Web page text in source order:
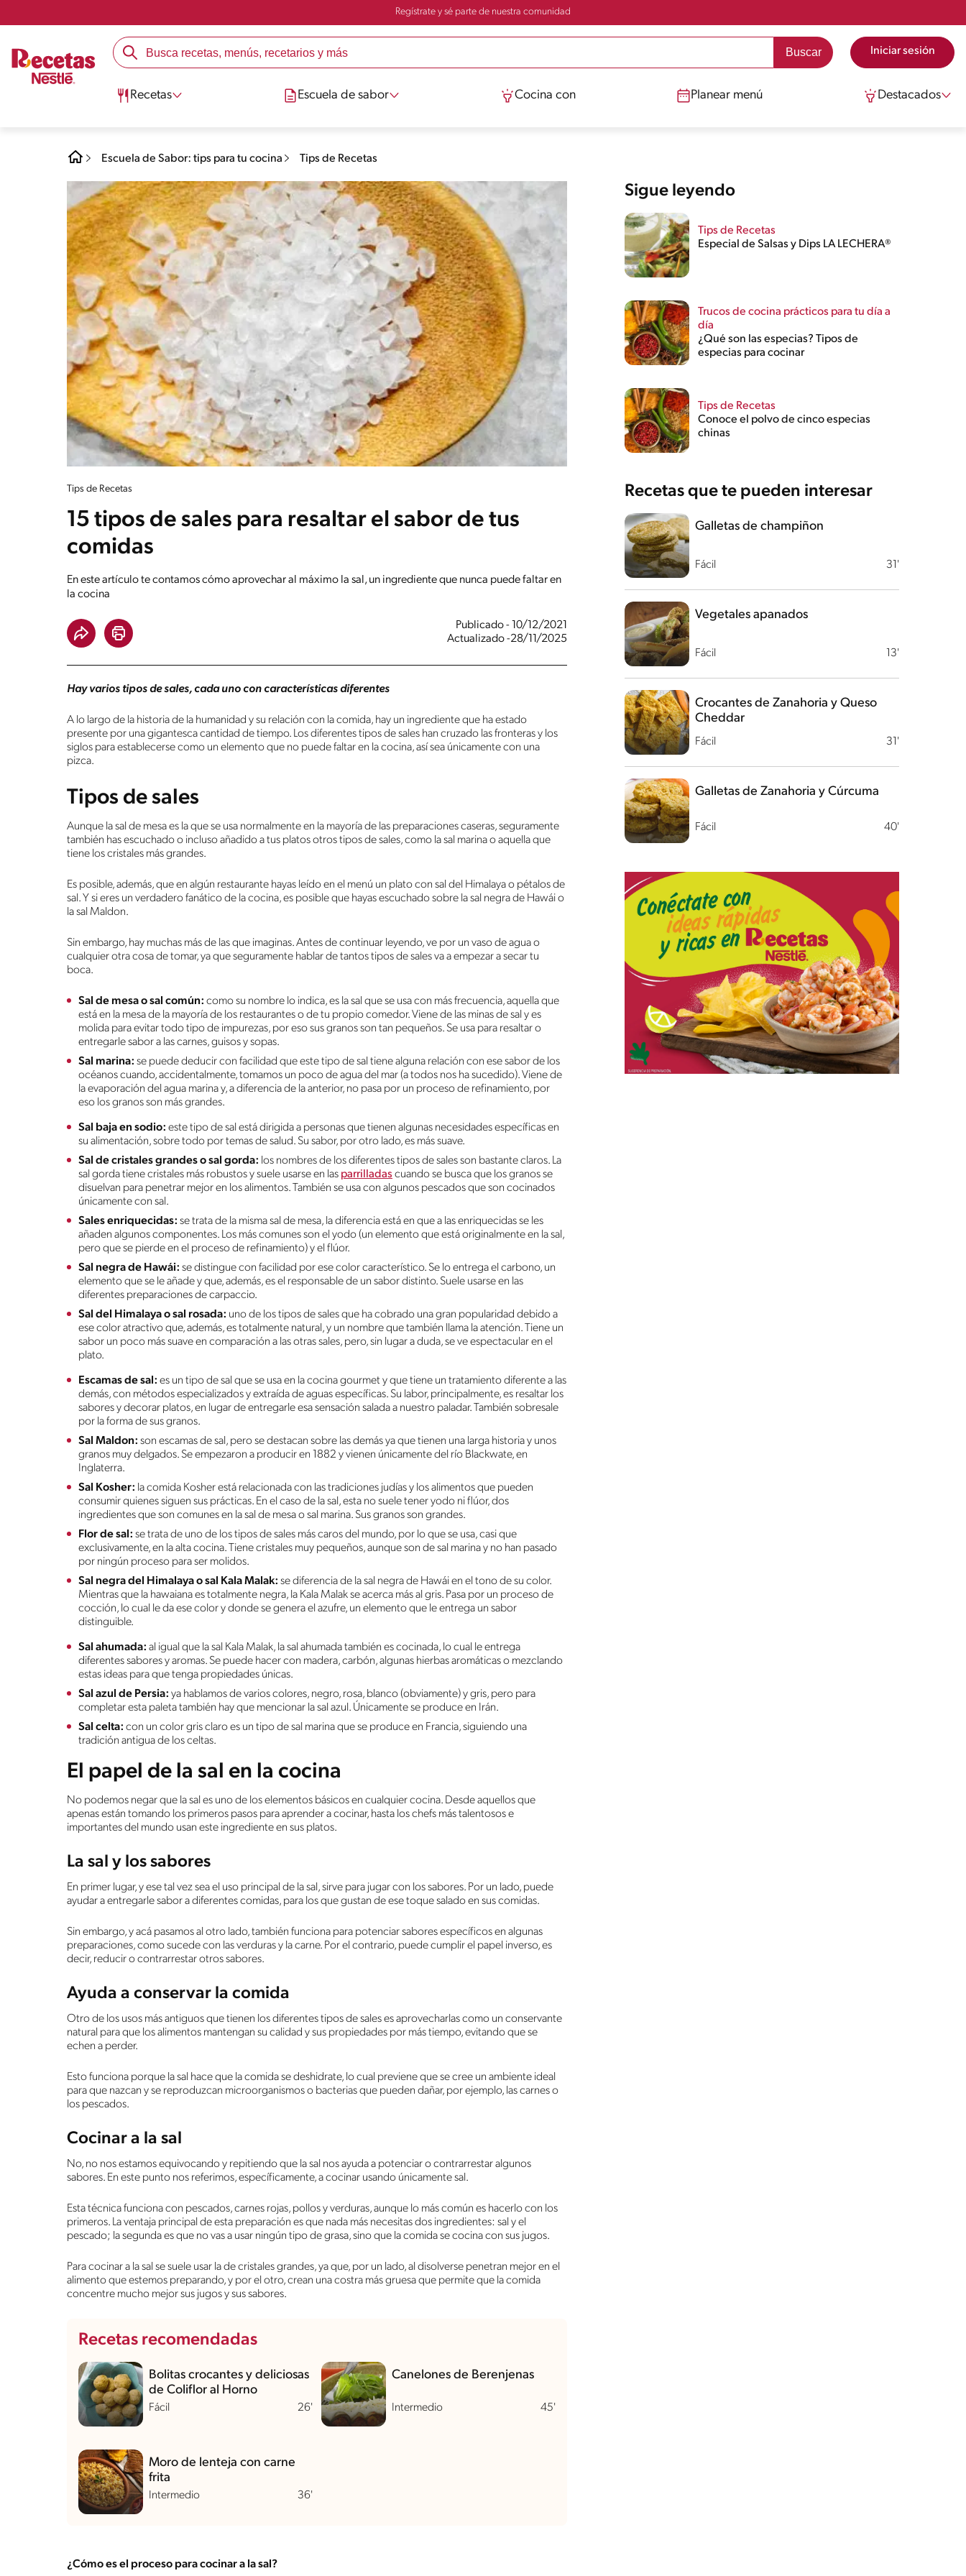
Regístrate y sé parte de nuestra comunidad
Iniciar sesión
Recetas Escuela de sabor Cocina con Planear menú Destacados
Escuela de Sabor: tips para tu cocina Tips de Recetas
Tips de Recetas
15 tipos de sales para resaltar el sabor de tus
comidas
En este artículo te contamos cómo aprovechar al máximo la sal, un ingrediente que nunca puede faltar en
la cocina
Publicado - 10/12/2021
Actualizado -28/11/2025
Hay varios tipos de sales, cada uno con características diferentes
A lo largo de la historia de la humanidad y su relación con la comida, hay un ingrediente que ha estado
presente por una gigantesca cantidad de tiempo. Los diferentes tipos de sales han cruzado las fronteras y los
siglos para establecerse como un elemento que no puede faltar en la cocina, así sea únicamente con una
pizca.
Tipos de sales
Aunque la sal de mesa es la que se usa normalmente en la mayoría de las preparaciones caseras, seguramente
también has escuchado o incluso añadido a tus platos otros tipos de sales, como la sal marina o aquella que
tiene los cristales más grandes.
Es posible, además, que en algún restaurante hayas leído en el menú un plato con sal del Himalaya o pétalos de
sal. Y si eres un verdadero fanático de la cocina, es posible que hayas escuchado sobre la sal negra de Hawái o
la sal Maldon.
Sin embargo, hay muchas más de las que imaginas. Antes de continuar leyendo, ve por un vaso de agua o
cualquier otra cosa de tomar, ya que seguramente hablar de tantos tipos de sales va a empezar a secar tu
boca.
Sal de mesa o sal común: como su nombre lo indica, es la sal que se usa con más frecuencia, aquella que
está en la mesa de la mayoría de los restaurantes o de tu propio comedor. Viene de las minas de sal y es
molida para evitar todo tipo de impurezas, por eso sus granos son tan pequeños. Se usa para resaltar o
entregarle sabor a las carnes, guisos y sopas.
Sal marina: se puede deducir con facilidad que este tipo de sal tiene alguna relación con ese sabor de los
océanos cuando, accidentalmente, tomamos un poco de agua del mar (a todos nos ha sucedido). Viene de
la evaporación del agua marina y, a diferencia de la anterior, no pasa por un proceso de refinamiento, por
eso los granos son más grandes.
Sal baja en sodio: este tipo de sal está dirigida a personas que tienen algunas necesidades específicas en
su alimentación, sobre todo por temas de salud. Su sabor, por otro lado, es más suave.
Sal de cristales grandes o sal gorda: los nombres de los diferentes tipos de sales son bastante claros. La
sal gorda tiene cristales más robustos y suele usarse en las parrilladas cuando se busca que los granos se
disuelvan para penetrar mejor en los alimentos. También se usa con algunos pescados que son cocinados
únicamente con sal.
Sales enriquecidas: se trata de la misma sal de mesa, la diferencia está en que a las enriquecidas se les
añaden algunos componentes. Los más comunes son el yodo (un elemento que está originalmente en la sal,
pero que se pierde en el proceso de refinamiento) y el flúor.
Sal negra de Hawái: se distingue con facilidad por ese color característico. Se lo entrega el carbono, un
elemento que se le añade y que, además, es el responsable de un sabor distinto. Suele usarse en las
diferentes preparaciones de carpaccio.
Sal del Himalaya o sal rosada: uno de los tipos de sales que ha cobrado una gran popularidad debido a
ese color atractivo que, además, es totalmente natural, y un nombre que también llama la atención. Tiene un
sabor un poco más suave en comparación a las otras sales, pero, sin lugar a duda, se ve espectacular en el
plato.
Escamas de sal: es un tipo de sal que se usa en la cocina gourmet y que tiene un tratamiento diferente a las
demás, con métodos especializados y extraída de aguas específicas. Su labor, principalmente, es resaltar los
sabores y decorar platos, en lugar de entregarle esa sensación salada a nuestro paladar. También sobresale
por la forma de sus granos.
Sal Maldon: son escamas de sal, pero se destacan sobre las demás ya que tienen una larga historia y unos
granos muy delgados. Se empezaron a producir en 1882 y vienen únicamente del río Blackwate, en
Inglaterra.
Sal Kosher: la comida Kosher está relacionada con las tradiciones judías y los alimentos que pueden
consumir quienes siguen sus prácticas. En el caso de la sal, esta no suele tener yodo ni flúor, dos
ingredientes que son comunes en la sal de mesa o sal marina. Sus granos son grandes.
Flor de sal: se trata de uno de los tipos de sales más caros del mundo, por lo que se usa, casi que
exclusivamente, en la alta cocina. Tiene cristales muy pequeños, aunque son de sal marina y no han pasado
por ningún proceso para ser molidos.
Sal negra del Himalaya o sal Kala Malak: se diferencia de la sal negra de Hawái en el tono de su color.
Mientras que la hawaiana es totalmente negra, la Kala Malak se acerca más al gris. Pasa por un proceso de
cocción, lo cual le da ese color y donde se genera el azufre, un elemento que le entrega un sabor
distinguible.
Sal ahumada: al igual que la sal Kala Malak, la sal ahumada también es cocinada, lo cual le entrega
diferentes sabores y aromas. Se puede hacer con madera, carbón, algunas hierbas aromáticas o mezclando
estas ideas para que tenga propiedades únicas.
Sal azul de Persia: ya hablamos de varios colores, negro, rosa, blanco (obviamente) y gris, pero para
completar esta paleta también hay que mencionar la sal azul. Únicamente se produce en Irán.
Sal celta: con un color gris claro es un tipo de sal marina que se produce en Francia, siguiendo una
tradición antigua de los celtas.
El papel de la sal en la cocina
No podemos negar que la sal es uno de los elementos básicos en cualquier cocina. Desde aquellos que
apenas están tomando los primeros pasos para aprender a cocinar, hasta los chefs más talentosos e
importantes del mundo usan este ingrediente en sus platos.
La sal y los sabores
En primer lugar, y ese tal vez sea el uso principal de la sal, sirve para jugar con los sabores. Por un lado, puede
ayudar a entregarle sabor a diferentes comidas, para los que gustan de ese toque salado en sus comidas.
Sin embargo, y acá pasamos al otro lado, también funciona para potenciar sabores específicos en algunas
preparaciones, como sucede con las verduras y la carne. Por el contrario, puede cumplir el papel inverso, es
decir, reducir o contrarrestar otros sabores.
Ayuda a conservar la comida
Otro de los usos más antiguos que tienen los diferentes tipos de sales es aprovecharlas como un conservante
natural para que los alimentos mantengan su calidad y sus propiedades por más tiempo, evitando que se
echen a perder.
Esto funciona porque la sal hace que la comida se deshidrate, lo cual previene que se cree un ambiente ideal
para que nazcan y se reproduzcan microorganismos o bacterias que pueden dañar, por ejemplo, las carnes o
los pescados.
Cocinar a la sal
No, no nos estamos equivocando y repitiendo que la sal nos ayuda a potenciar o contrarrestar algunos
sabores. En este punto nos referimos, específicamente, a cocinar usando únicamente sal.
Esta técnica funciona con pescados, carnes rojas, pollos y verduras, aunque lo más común es hacerlo con los
primeros. La ventaja principal de esta preparación es que nada más necesitas dos ingredientes: sal y el
pescado; la segunda es que no vas a usar ningún tipo de grasa, sino que la comida se cocina con sus jugos.
Para cocinar a la sal se suele usar la de cristales grandes, ya que, por un lado, al disolverse penetran mejor en el
alimento que estemos preparando, y por el otro, crean una costra más gruesa que permite que la comida
concentre mucho mejor sus jugos y sus sabores.
Recetas recomendadas
Fácil 26'
Bolitas crocantes y deliciosas
de Coliflor al Horno
Intermedio 45'
Canelones de Berenjenas
Intermedio 36'
Moro de lenteja con carne
frita
¿Cómo es el proceso para cocinar a la sal?
Sigue leyendo
Tips de Recetas
Especial de Salsas y Dips LA LECHERA®
Trucos de cocina prácticos para tu día a
día
¿Qué son las especias? Tipos de
especias para cocinar
Tips de Recetas
Conoce el polvo de cinco especias
chinas
Recetas que te pueden interesar
Fácil 31'
Galletas de champiñon
Fácil 13'
Vegetales apanados
Fácil 31'
Crocantes de Zanahoria y Queso
Cheddar
Fácil 40'
Galletas de Zanahoria y Cúrcuma